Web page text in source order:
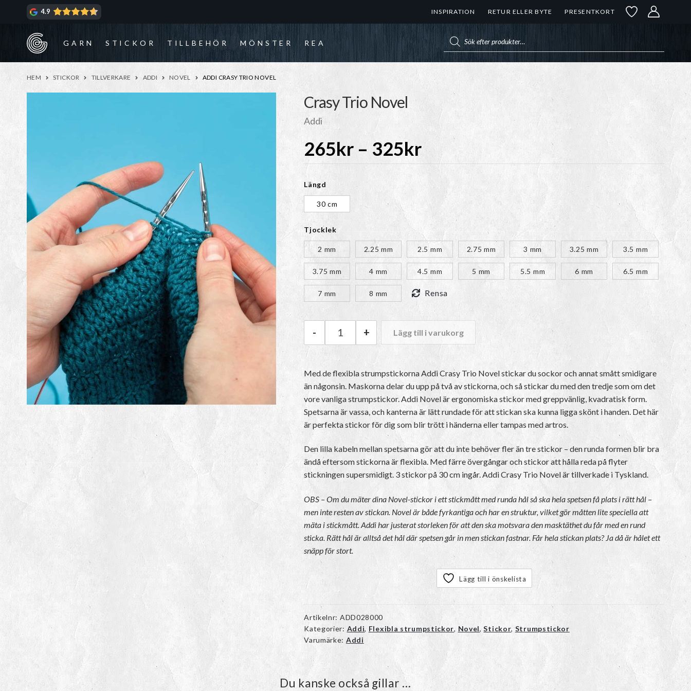
4.9 INSPIRATION RETUR ELLER BYTE PRESENTKORT
GARN STICKOR TILLBEHÖR MÖNSTER REA
HEM STICKOR TILLVERKARE ADDI NOVEL ADDI CRASY TRIO NOVEL
Crasy Trio Novel
Addi
265kr – 325krPrisintervall:
325kr
Längd
30 cm
Tjocklek
2 mm 2.25 mm 2.5 mm 2.75 mm 3 mm 3.25 mm 3.5 mm
3.75 mm 4 mm 4.5 mm 5 mm 5.5 mm 6 mm 6.5 mm
7 mm 8 mm Rensa
Addi Crasy Trio Novel mängd
- + Lägg till i varukorg
Med de flexibla strumpstickorna Addi Crasy Trio Novel stickar du sockor och annat smått smidigare
än någonsin. Maskorna delar du upp på två av stickorna, och så stickar du med den tredje som om det
vore vanliga strumpstickor. Addi Novel är ergonomiska stickor med greppvänlig, kvadratisk form.
Spetsarna är vassa, och kanterna är lätt rundade för att stickan ska kunna ligga skönt i handen. Det här
är perfekta stickor för dig som blir trött i händerna eller tampas med artros.
Den lilla kabeln mellan spetsarna gör att du inte behöver fler än tre stickor – den runda formen blir bra
ändå eftersom stickorna är flexibla. Med färre övergångar och stickor att hålla reda på flyter
stickningen supersmidigt. 3 stickor på 30 cm ingår. Addi Crasy Trio Novel är tillverkade i Tyskland.
OBS – Om du mäter dina Novel-stickor i ett stickmått med runda hål så ska hela spetsen få plats i rätt hål –
men inte resten av stickan. Novel är både fyrkantiga och har en struktur, vilket gör måtten lite speciella att
mäta i stickmått. Addi har justerat storleken för att den ska motsvara den masktäthet du får med en rund
sticka. Rätt hål är alltså det hål där spetsen går in men stickan fastnar. Får hela stickan plats? Ja då är hålet ett
snäpp för stort.
Lägg till i önskelista
Artikelnr: ADD028000
Kategorier: Addi, Flexibla strumpstickor, Novel,Stickor,Strumpstickor
Varumärke: Addi
Du kanske också gillar …